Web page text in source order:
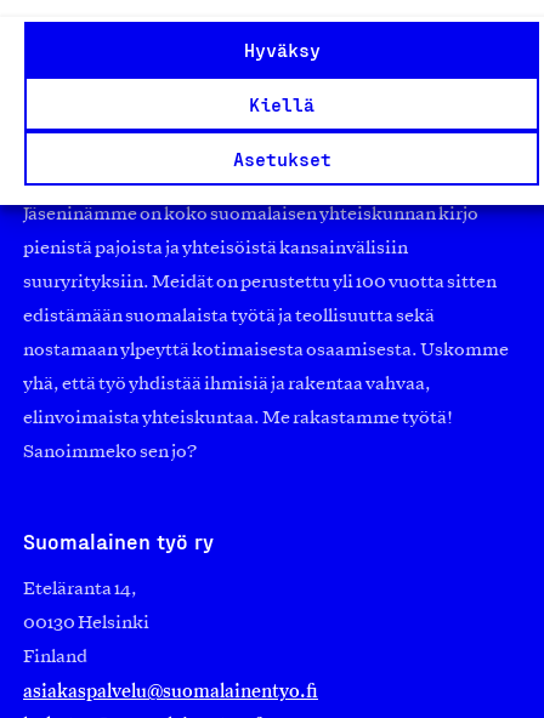
Hyväksy
Kiellä
Asetukset
työmarkkinajärjestöistä riippumaton yhdistys.
Jäseninämme on koko suomalaisen yhteiskunnan kirjo
pienistä pajoista ja yhteisöistä kansainvälisiin
suuryrityksiin. Meidät on perustettu yli 100 vuotta sitten
edistämään suomalaista työtä ja teollisuutta sekä
nostamaan ylpeyttä kotimaisesta osaamisesta. Uskomme
yhä, että työ yhdistää ihmisiä ja rakentaa vahvaa,
elinvoimaista yhteiskuntaa. Me rakastamme työtä!
Sanoimmeko sen jo?
Suomalainen työ ry
Eteläranta 14,
00130 Helsinki
Finland
asiakaspalvelu@suomalainentyo.fi